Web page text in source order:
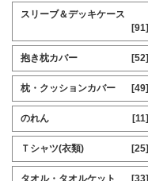
スリーブ＆デッキケース
[91]
抱き枕カバー [52]
枕・クッションカバー [49]
のれん [11]
Ｔシャツ(衣類) [25]
タオル・タオルケット [33]